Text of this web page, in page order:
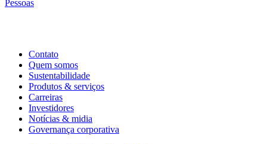
Pessoas
Contato
Quem somos
Sustentabilidade
Produtos & serviços
Carreiras
Investidores
Notícias & midia
Governança corporativa